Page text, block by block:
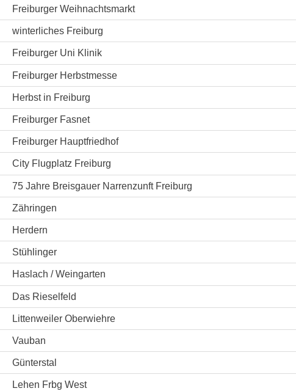
Freiburger Weihnachtsmarkt
winterliches Freiburg
Freiburger Uni Klinik
Freiburger Herbstmesse
Herbst in Freiburg
Freiburger Fasnet
Freiburger Hauptfriedhof
City Flugplatz Freiburg
75 Jahre Breisgauer Narrenzunft Freiburg
Zähringen
Herdern
Stühlinger
Haslach / Weingarten
Das Rieselfeld
Littenweiler Oberwiehre
Vauban
Günterstal
Lehen Frbg West